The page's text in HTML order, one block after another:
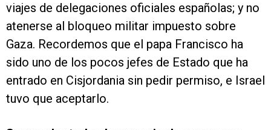
viajes de delegaciones oficiales españolas; y no
atenerse al bloqueo militar impuesto sobre
Gaza. Recordemos que el papa Francisco ha
sido uno de los pocos jefes de Estado que ha
entrado en Cisjordania sin pedir permiso, e Israel
tuvo que aceptarlo.